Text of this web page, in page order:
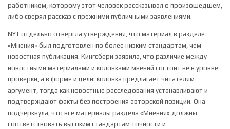
работником, которому этот человек рассказывал о произошедшем,
либо сверял рассказ с прежними публичными заявлениями.
NYT отдельно отвергла утверждения, что материал в разделе
«Мнения» был подготовлен по более низким стандартам, чем
новостная публикация. Кингсбери заявила, что различие между
новостными материалами и колонками мнений состоит не в уровне
проверки, а в форме и цели: колонка предлагает читателям
аргумент, тогда как новостные расследования устанавливают и
подтверждают факты без построения авторской позиции. Она
подчеркнула, что все материалы раздела «Мнения» должны
соответствовать высоким стандартам точности и